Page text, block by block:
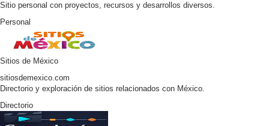
Sitio personal con proyectos, recursos y desarrollos diversos.
Personal
Sitios de México
sitiosdemexico.com
Directorio y exploración de sitios relacionados con México.
Directorio